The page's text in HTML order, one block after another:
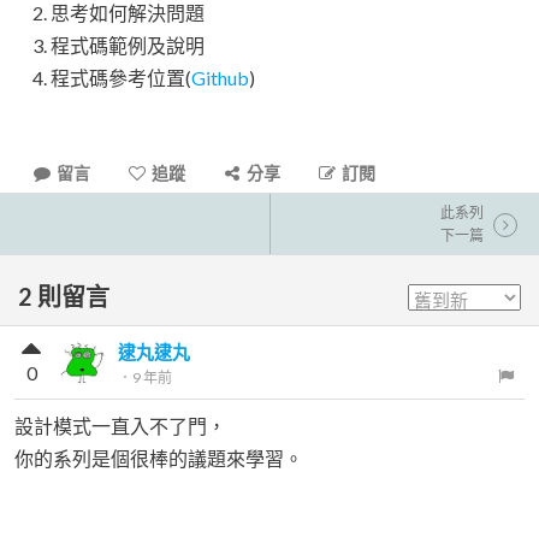
思考如何解決問題
程式碼範例及說明
程式碼參考位置(Github)
留言 追蹤 分享 訂閱
此系列
下一篇
2 則留言
逮丸逮丸
． 9 年前
0
設計模式一直入不了門，
你的系列是個很棒的議題來學習。